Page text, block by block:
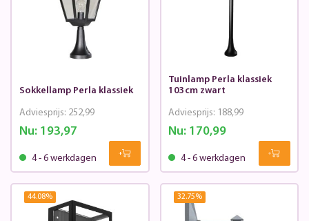
Sokkellamp Perla klassiek
Nu:193,97
Adviesprijs: 252,99
4 - 6 werkdagen
Tuinlamp Perla klassiek
103cm zwart
Nu: 170,99
Adviesprijs: 188,99
4 - 6 werkdagen
44.08% 32.75%